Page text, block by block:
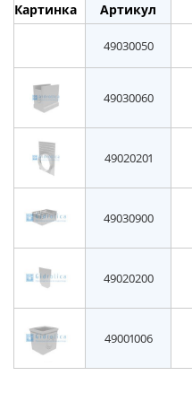
Картинка Артикул
49030050
49030060
49020201
49030900
49020200
49001006